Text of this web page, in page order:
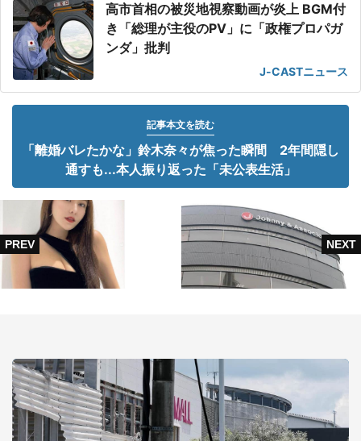
高市首相の被災地視察動画が炎上 BGM付
き「総理が主役のPV」に「政権プロパガ
ンダ」批判
J-CASTニュース
記事本文を読む
「離婚バレたかな」鈴木奈々が焦った瞬間 2年間隠し
通すも...本人振り返った「未公表生活」